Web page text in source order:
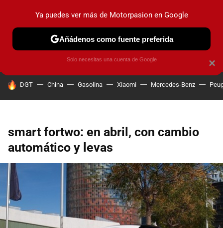
PRUEBAS COCHES ELÉCTRICOS OBSERVATORIO
HOY SE HABLA DE
DGT China Gasolina Xiaomi Mercedes-Benz
smart fortwo: en abril, con cambio
automático y levas
×
Ya puedes ver más de Motorpasion en Google
Añádenos como fuente preferida
Solo necesitas una cuenta de Google